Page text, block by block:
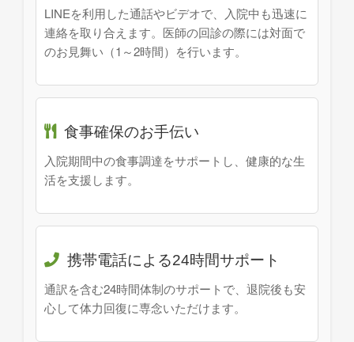
LINEを利用した通話やビデオで、入院中も迅速に
連絡を取り合えます。医師の回診の際には対面で
のお見舞い（1～2時間）を行います。
食事確保のお手伝い
入院期間中の食事調達をサポートし、健康的な生
活を支援します。
携帯電話による24時間サポート
通訳を含む24時間体制のサポートで、退院後も安
心して体力回復に専念いただけます。